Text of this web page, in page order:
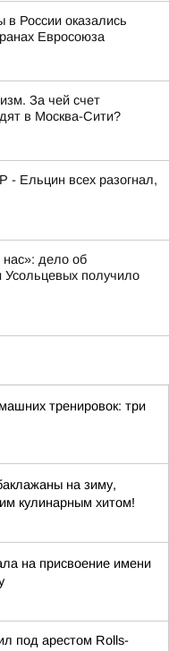
в России оказались
Евросоюза
За чей счет
в Москва-Сити?
Ельцин всех разогнал,
нас»: дело об
Усольцевых получило
тренировок: три
на зиму,
кулинарным хитом!
на присвоение имени
под арестом Rolls-